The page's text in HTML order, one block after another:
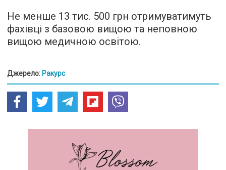
Не менше 13 тис. 500 грн отримуватимуть
фахівці з базовою вищою та неповною
вищою медичною освітою.
Джерело: Ракурс